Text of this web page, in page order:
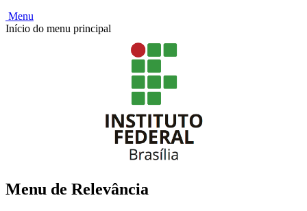
Menu
Início do menu principal
Menu de Relevância